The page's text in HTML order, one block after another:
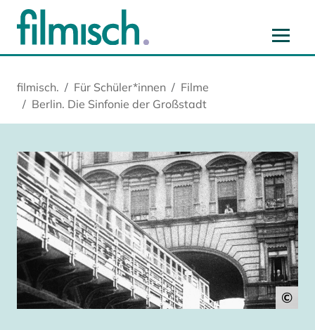
Hauptinhalt springen
Hauptnavigation springen
Cookie-Einstellungen springen
Startseite springen
filmisch. Für Schüler*innen
Filme
Berlin. Die Sinfonie der Großstadt
©